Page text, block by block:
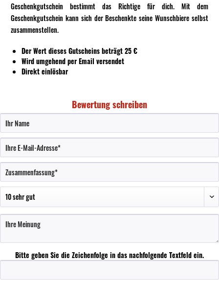
Geschenkgutschein bestimmt das Richtige für dich. Mit dem
Geschenkgutschein kann sich der Beschenkte seine Wunschbiere selbst
zusammenstellen.
Der Wert dieses Gutscheins beträgt 25 €
Wird umgehend per Email versendet
Direkt einlösbar
Bewertung schreiben
Bitte geben Sie die Zeichenfolge in das nachfolgende Textfeld ein.